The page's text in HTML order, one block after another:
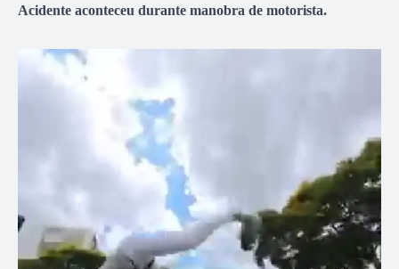
Acidente aconteceu durante manobra de motorista.